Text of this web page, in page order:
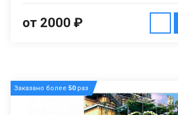
от 2000 ₽
Заказано более 50раз